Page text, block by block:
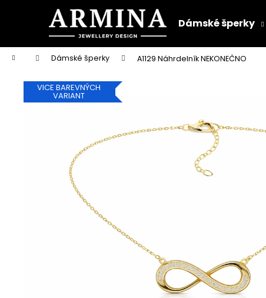
Dámské šperky
Domů Dámské šperky A1129 Náhrdelník NEKONEČNO
VICE BAREVNÝCH
VARIANT
í
Zpět
do
obchodu
Zpět
do
obchodu
A1122 ŘETÍZEK S PŘÍVĚSKEM STROM